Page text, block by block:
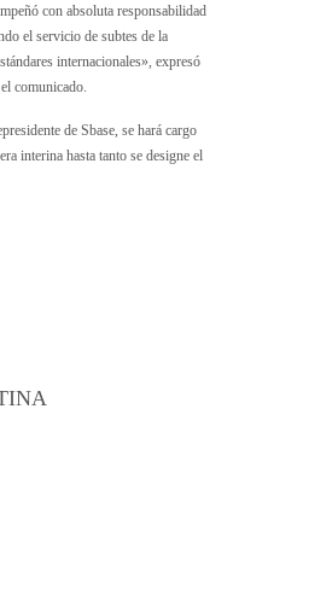
con absoluta responsabilidad
el servicio de subtes de la
internacionales», expresó
comunicado.
de Sbase, se hará cargo
interina hasta tanto se designe el